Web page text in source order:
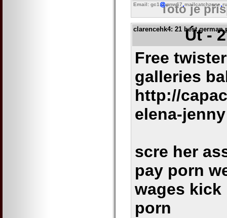
Email: gc1 pnw67 mailcatchzone
Toto je
clarencehk4: 21 best german
Út -
Free
galleries
http://
elena-jenny
scre her
pay porn
wages
porn